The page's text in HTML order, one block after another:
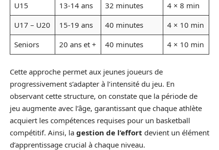
U15
13-14 ans 32 minutes
4 × 8 min
U17 – U20
15-19 ans 40 minutes
4 × 10 min
Seniors
20 ans et + 40 minutes 4 × 10 min
Cette approche permet aux jeunes joueurs de
progressivement s’adapter à l’intensité du jeu. En
observant cette structure, on constate que la période de
jeu augmente avec l’âge, garantissant que chaque athlète
acquiert les compétences requises pour un basketball
compétitif. Ainsi, la gestion de l’effort devient un élément
d’apprentissage crucial à chaque niveau.